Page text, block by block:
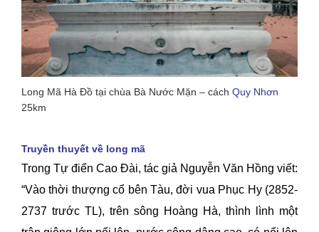
Long Mã Hà Đồ tại chùa Bà Nước Mặn – cách Quy Nhơn
25km
Truyền thuyết về long mã
Trong Tự điển Cao Đài, tác giả Nguyễn Văn Hồng viết:
“Vào thời thượng cổ bên Tàu, đời vua Phục Hy (2852-
2737 trước TL), trên sông Hoàng Hà, thình lình một